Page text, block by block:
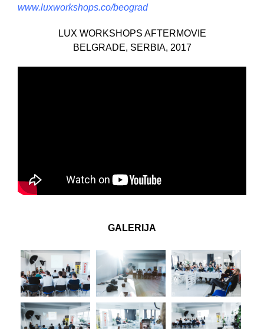
www.luxworkshops.co/beograd
LUX WORKSHOPS AFTERMOVIE
BELGRADE, SERBIA, 2017
GALERIJA